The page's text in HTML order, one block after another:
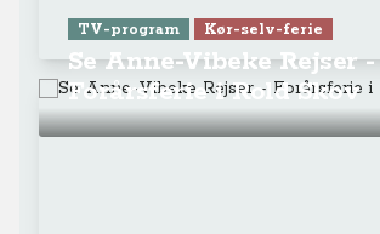
TV-program Kør-selv-ferie
Se Anne-Vibeke Rejser -
Forårsferie i Rold Skov